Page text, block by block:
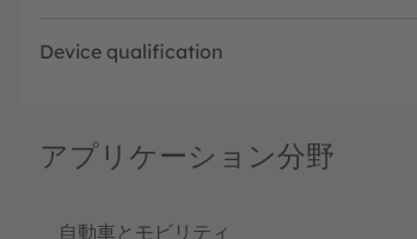
Device qualification
アプリケーション分野
自動車とモビリティ